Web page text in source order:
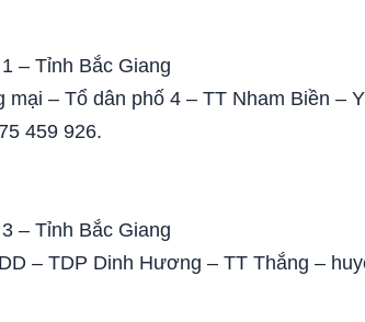
– Tỉnh Bắc Giang
– Tổ dân phố 4 – TT Nham Biền –
459 926.
– Tỉnh Bắc Giang
– TDP Dinh Hương – TT Thắng –